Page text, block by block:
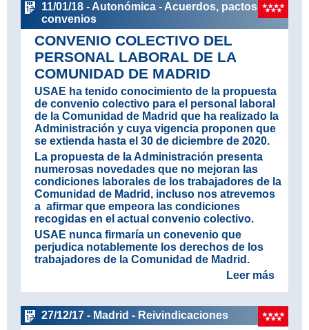
11/01/18 - Autonómica - Acuerdos, pactos y
convenios
CONVENIO COLECTIVO DEL
PERSONAL LABORAL DE LA
COMUNIDAD DE MADRID
USAE ha tenido conocimiento de la propuesta
de convenio colectivo para el personal laboral
de la Comunidad de Madrid que ha realizado la
Administración y cuya vigencia proponen que
se extienda hasta el 30 de diciembre de 2020.
La propuesta de la Administración presenta
numerosas novedades que no mejoran las
condiciones laboralesde los trabajadores de la
Comunidad de Madrid, incluso nos atrevemos
a afirmar que empeora las condiciones
recogidas en el actual convenio colectivo.
USAE nunca firmaría un conevenio que
perjudica notablemente los derechos de los
trabajadores de la Comunidad de Madrid.
Leer más
27/12/17 - Madrid - Reivindicaciones